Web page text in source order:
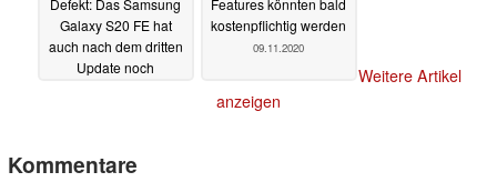
Galaxy S20 FE hat
auch nach dem dritten
Update noch
kostenpflichtig werden
09.11.2020
Weitere Artikel
anzeigen
Kommentare